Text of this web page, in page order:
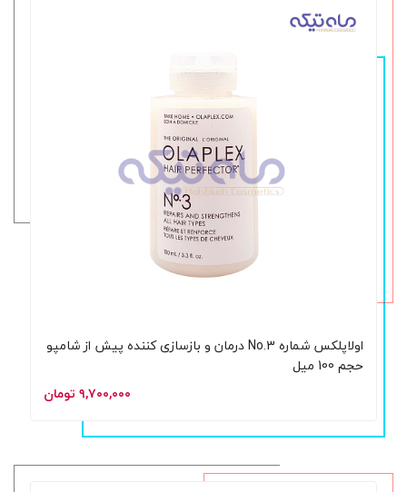
اولاپلکس شماره No.3 درمان و بازسازی‌ کننده پیش از شامپو
حجم 100 میل
۹,۷۰۰,۰۰۰ تومان